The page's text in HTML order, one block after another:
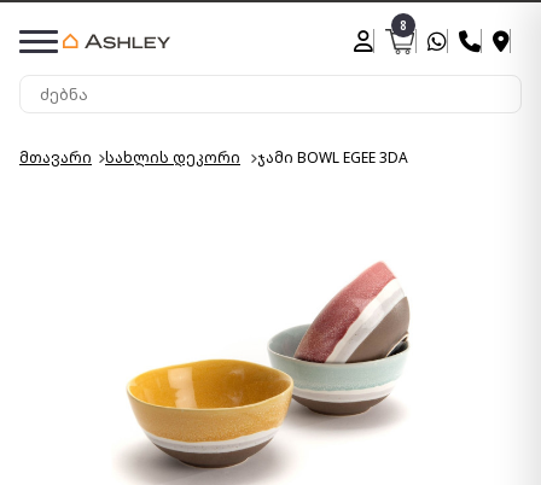
8
მთავარი სახლის დეკორი ჯამი BOWL EGEE 3DA